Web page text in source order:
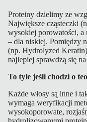
Proteiny dzielimy ze
Największe cząsteczki
wysokiej porowatości, a
– dla niskiej. Pomiędzy
(np. Hydrolyzed
najlepiej sprawdzą się
To tyle jeśli chodzi o
Każde włosy są inne i
wymaga weryfikacji
wysokoporowate,